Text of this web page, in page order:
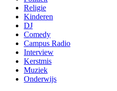
Religie
Kinderen
DJ
Comedy
Campus Radio
Interview
Kerstmis
Muziek
Onderwijs